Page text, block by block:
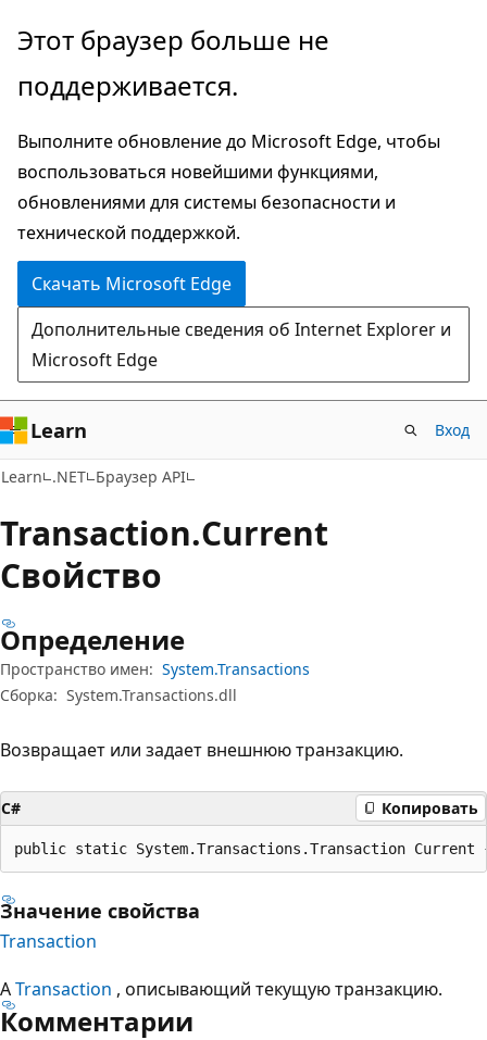
Пропустить
перейти
основному
содержимому
Переход
навигации
странице
Этот браузер больше не
поддерживается.
Выполните обновление до Microsoft Edge, чтобы
воспользоваться новейшими функциями,
обновлениями для системы безопасности и
технической поддержкой.
Скачать Microsoft Edge
Дополнительные сведения об Internet Explorer и
Microsoft Edge
Learn Вход
Learn .NET Браузер API
Transaction.Current
Свойство
Определение
Пространство имен: System.Transactions
Сборка: System.Transactions.dll
Возвращает или задает внешнюю транзакцию.
C# Копировать
public static System.Transactions.Transaction
Значение свойства
Transaction
ATransaction , описывающий текущую транзакцию.
Комментарии